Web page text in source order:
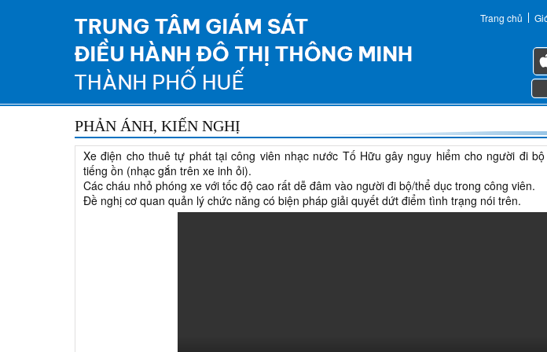
Trang chủ
PHẢN ÁNH, KIẾN NGHỊ
Xe điện cho thuê tự phát tại công viên nhạc nước Tố Hữu gây nguy hiểm cho người đi
tiếng ồn (nhạc gắn trên xe inh ỏi).
Các cháu nhỏ phóng xe với tốc độ cao rất dễ đâm vào người đi bộ/thể dục trong công viên.
Đề nghị cơ quan quản lý chức năng có biện pháp giải quyết dứt điểm tình trạng nói trên.